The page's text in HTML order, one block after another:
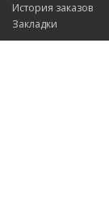
История заказов
Закладки